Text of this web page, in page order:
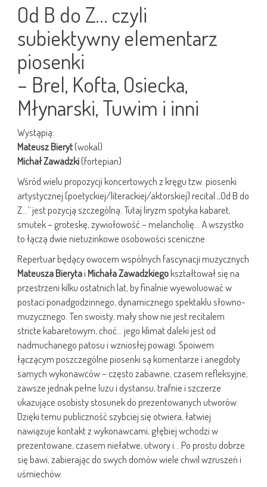
Od B do Z… czyli
subiektywny elementarz
piosenki
– Brel, Kofta, Osiecka,
Młynarski, Tuwim i inni
Wystąpią:
Mateusz Bieryt(wokal)
Michał Zawadzki(fortepian)
Wśród wielu propozycji koncertowych z kręgu tzw. piosenki
artystycznej (poetyckiej/literackiej/aktorskiej) recital „Od B do
Z…” jest pozycją szczególną. Tutaj liryzm spotyka kabaret,
smutek – groteskę, żywiołowość – melancholię… A wszystko
to łączą dwie nietuzinkowe osobowości sceniczne.
Repertuar będący owocem wspólnych fascynacji muzycznych
Mateusza BierytaiMichała Zawadzkiegokształtował się na
przestrzeni kilku ostatnich lat, by finalnie wyewoluować w
postaci ponadgodzinnego, dynamicznego spektaklu słowno-
muzycznego. Ten swoisty, mały show nie jest recitalem
stricte kabaretowym, choć… jego klimat daleki jest od
nadmuchanego patosu i wzniosłej powagi. Spoiwem
łączącym poszczególne piosenki są komentarze i anegdoty
samych wykonawców – często zabawne, czasem refleksyjne,
zawsze jednak pełne luzu i dystansu, trafnie i szczerze
ukazujące osobisty stosunek do prezentowanych utworów.
Dzięki temu publiczność szybciej się otwiera, łatwiej
nawiązuje kontakt z wykonawcami, głębiej wchodzi w
prezentowane, czasem niełatwe, utwory i… Po prostu dobrze
się bawi, zabierając do swych domów wiele chwil wzruszeń i
uśmiechów.